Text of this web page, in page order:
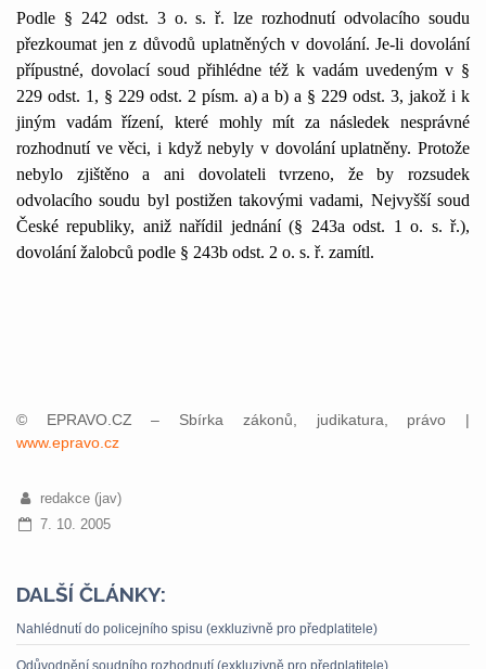
Podle § 242 odst. 3 o. s. ř. lze rozhodnutí odvolacího soudu
přezkoumat jen z důvodů uplatněných v dovolání. Je-li dovolání
přípustné, dovolací soud přihlédne též k vadám uvedeným v §
229 odst. 1, § 229 odst. 2 písm. a) a b) a § 229 odst. 3, jakož i k
jiným vadám řízení, které mohly mít za následek nesprávné
rozhodnutí ve věci, i když nebyly v dovolání uplatněny. Protože
nebylo zjištěno a ani dovolateli tvrzeno, že by rozsudek
odvolacího soudu byl postižen takovými vadami, Nejvyšší soud
České republiky, aniž nařídil jednání (§ 243a odst. 1 o. s. ř.),
dovolání žalobců podle § 243b odst. 2 o. s. ř. zamítl.
© EPRAVO.CZ – Sbírka zákonů, judikatura, právo |
www.epravo.cz
redakce (jav)
7. 10. 2005
DALŠÍ ČLÁNKY:
Nahlédnutí do policejního spisu (exkluzivně pro předplatitele)
Odůvodnění soudního rozhodnutí (exkluzivně pro předplatitele)